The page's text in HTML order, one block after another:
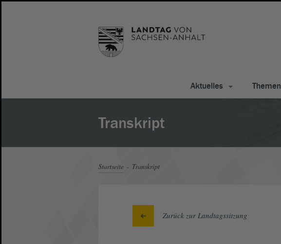
Aktuelles Themen
Transkript
Startseite Transkript
Zurück zur Landtagssitzung